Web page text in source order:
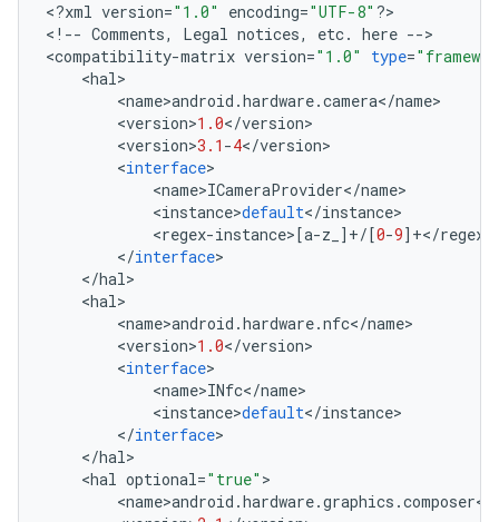
<?xml version="1.0" encoding="UTF-8" ?>
< ! -- Comments, Legal notices, etc. here -->
<compatibility-matrix version="1.0" type=
<hal>
<name>android .hardware.camera</name>
<version>1.0</version>
<version>3.1 -4</version>
<interface>
<name>ICameraProvider</name>
<instance>default</instance>
<regex-instance>[a-z_ ] +/[0-9] +</regex
</interface>
</hal>
<hal>
<name>android .hardware.nfc</name>
<version>1.0</version>
<interface>
<name>INfc</name>
<instance>default</instance>
</interface>
</hal>
<hal optional="true" >
<name>android .hardware.graphics .composer<